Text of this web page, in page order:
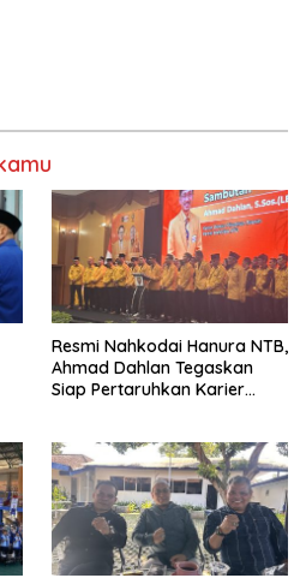
Resmi Nahkodai Hanura NTB,
Ahmad Dahlan Tegaskan
Siap Pertaruhkan Karier